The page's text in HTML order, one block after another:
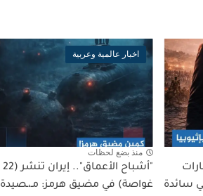
سائدة
اخبار عالمية وعربية
منذ بضع لحظات
"أشباح الأعماق".. إيران تنشر (22
غواصة) في مضيق هرمز: مـ،ـصيدة